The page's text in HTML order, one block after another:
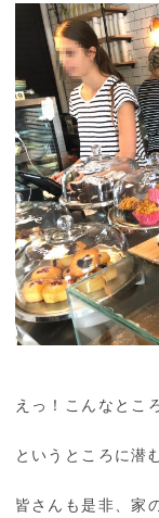
えっ！こんなとこ
というところに潜
皆さんも是非、家